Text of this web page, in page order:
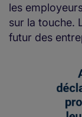
les
sur la touche.
futur des